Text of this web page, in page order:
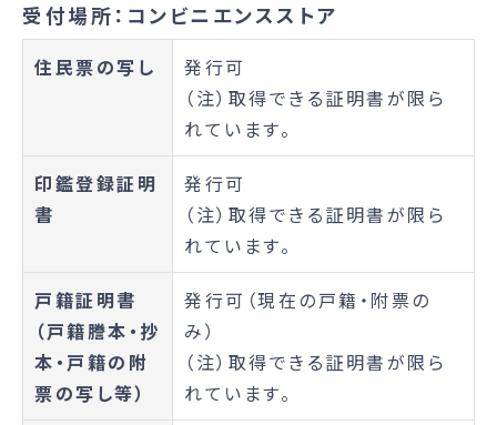
受付場所：コンビニエンスストア
住民票の写し
発行可
（注）取得できる証明書が限ら
れています。
印鑑登録証明
書
発行可
（注）取得できる証明書が限ら
れています。
戸籍証明書
（戸籍謄本・抄
本・戸籍の附
票の写し等）
発行可（現在の戸籍・附票の
み）
（注）取得できる証明書が限ら
れています。